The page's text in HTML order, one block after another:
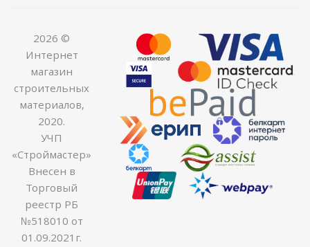
2026 ©
Интернет
магазин
строительных
материалов,
2020.
УЧП
«Строймастер»
Внесен в
Торговый
реестр РБ
№518010 от
01.09.2021г.